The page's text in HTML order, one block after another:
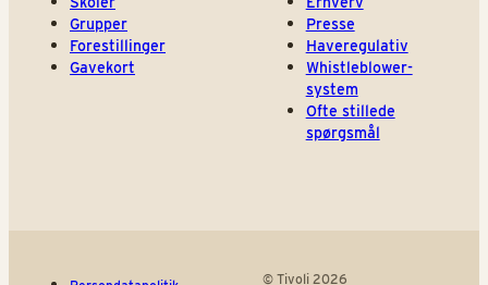
Grupper
Forestillinger
Gavekort
Presse
Haveregulativ
Whistleblower-
system
Ofte stillede
spørgsmål
© Tivoli 2026